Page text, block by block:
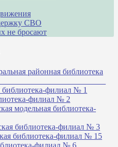
СВО
не бросают
районная библиотека
библиотека-филиал № 1
филиал № 2
модельная библиотека-
библиотека-филиал № 3
библиотека-филиал № 15